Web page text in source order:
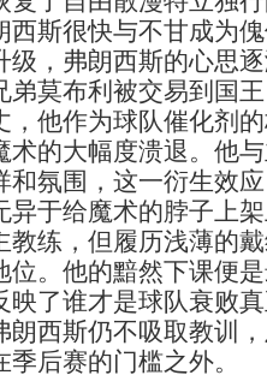
西斯很快与不甘成为
级，弗朗西斯的心思
弟莫布利被交易到国
，他作为球队催化剂
术的大幅度溃退。他
和氛围，这一衍生效
异于给魔术的脖子上
，但履历浅薄的戴
位。他的黯然下课便
映了谁才是球队衰败
朗西斯仍不吸取教训
后赛的门槛之外。